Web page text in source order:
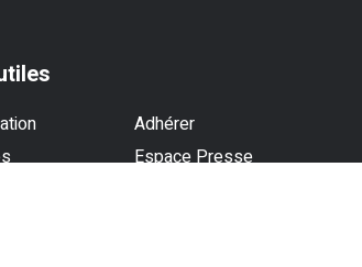
Adhérer
Espace Presse